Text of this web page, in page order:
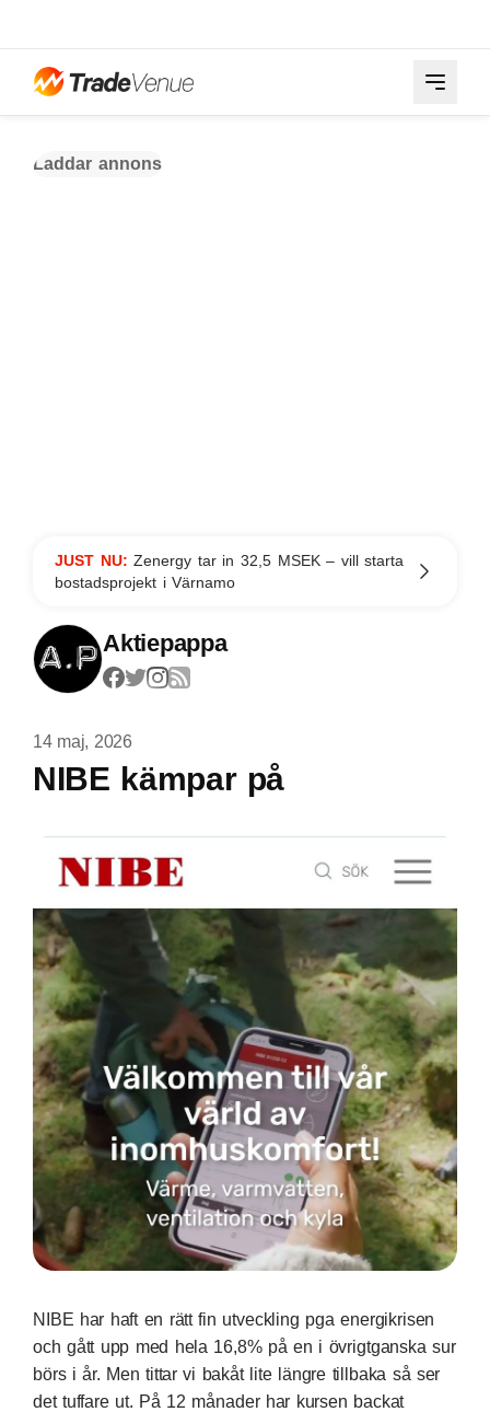
Laddar annons
JUST NU:Zenergy tar in 32,5 MSEK – vill starta
bostadsprojekt i Värnamo
Aktiepappa
14 maj, 2026
NIBE kämpar på
NIBE har haft en rätt fin utveckling pga energikrisen
och gått upp med hela 16,8% på en i övrigtganska sur
börs i år. Men tittar vi bakåt lite längre tillbaka så ser
det tuffare ut. På 12 månader har kursen backat